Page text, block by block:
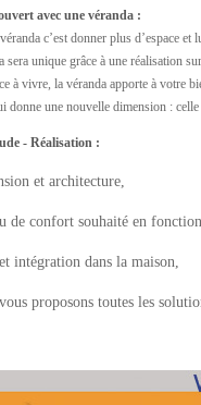
avec une véranda :
c’est donner plus d’espace
sera unique grâce à une réalisation
à vivre, la véranda apporte à votre
donne une nouvelle dimension :
- Réalisation :
et architecture,
de confort souhaité en
intégration dans la maison,
proposons toutes les